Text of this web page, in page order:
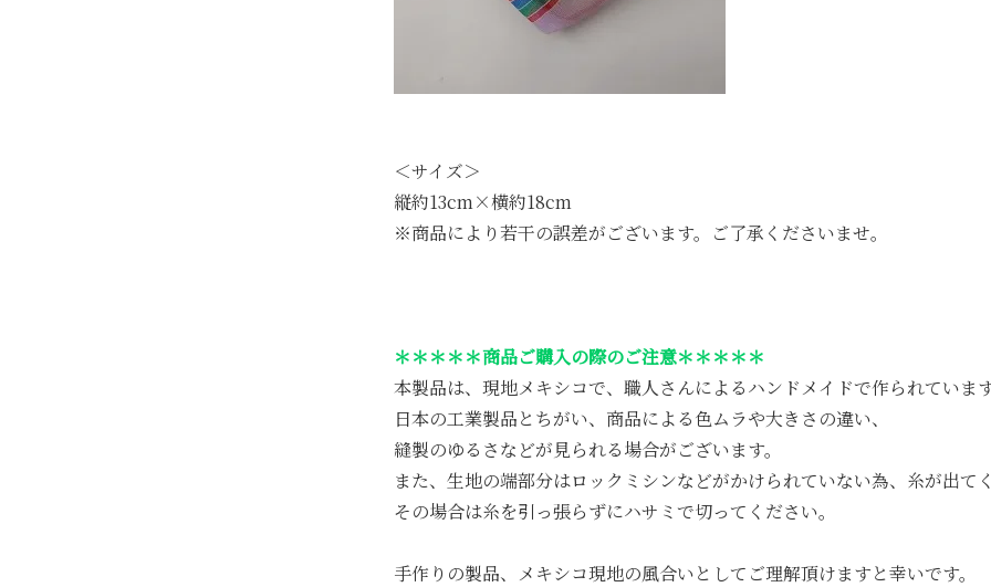
＜サイズ＞
縦約13cm×横約18cm
※商品により若干の誤差がございます。ご了承くださいませ。
＊＊＊＊＊商品ご購入の際のご注意＊＊＊＊＊
本製品は、現地メキシコで、職人さんによるハンドメイドで作られています
日本の工業製品とちがい、商品による色ムラや大きさの違い、
縫製のゆるさなどが見られる場合がございます。
また、生地の端部分はロックミシンなどがかけられていない為、糸が出て
その場合は糸を引っ張らずにハサミで切ってください。
手作りの製品、メキシコ現地の風合いとしてご理解頂けますと幸いです。